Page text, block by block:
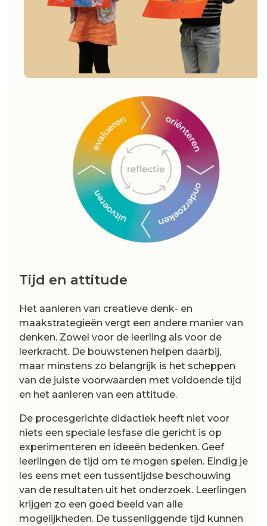
Tijd en attitude
Het aanleren van creatieve denk- en
maakstrategieën vergt een andere manier van
denken. Zowel voor de leerling als voor de
leerkracht. De bouwstenen helpen daarbij,
maar minstens zo belangrijk is het scheppen
van de juiste voorwaarden met voldoende tijd
en het aanleren van een attitude.
De procesgerichte didactiek heeft niet voor
niets een speciale lesfase die gericht is op
experimenteren en ideeën bedenken. Geef
leerlingen de tijd om te mogen spelen. Eindig je
les eens met een tussentijdse beschouwing
van de resultaten uit het onderzoek. Leerlingen
krijgen zo een goed beeld van alle
mogelijkheden. De tussenliggende tijd kunnen